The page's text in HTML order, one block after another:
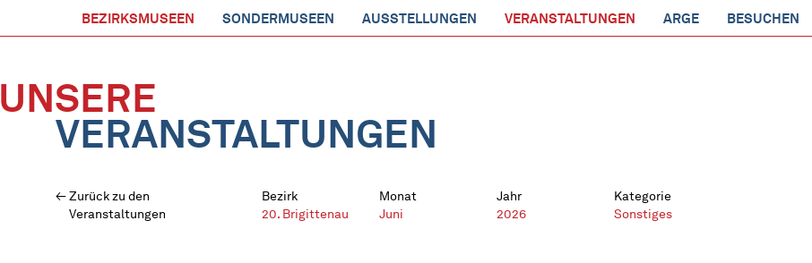
BEZIRKSMUSEEN SONDERMUSEEN AUSSTELLUNGEN VERANSTALTUNGEN ARGE BESUCHEN
UNSERE
VERANSTALTUNGEN
Zurück zu den
Veranstaltungen
Bezirk
20. Brigittenau
Monat
Juni
Jahr
2026
Kategorie
Sonstiges